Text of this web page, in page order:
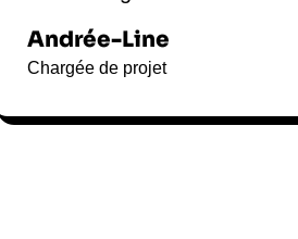
Andrée-Line
Chargée de projet